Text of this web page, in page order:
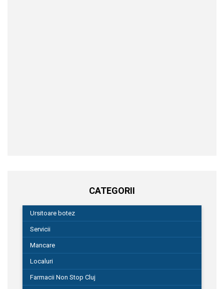
CATEGORII
Ursitoare botez
Servicii
Mancare
Localuri
Farmacii Non Stop Cluj